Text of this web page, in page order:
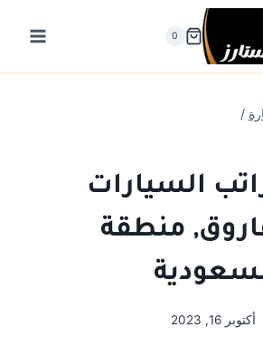
0
/
السيارات
منطقة
أكتوبر 16, 2023